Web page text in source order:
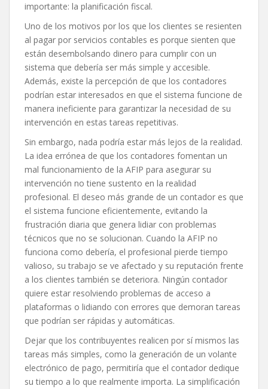
importante: la planificación fiscal.
Uno de los motivos por los que los clientes se resienten
al pagar por servicios contables es porque sienten que
están desembolsando dinero para cumplir con un
sistema que debería ser más simple y accesible.
Además, existe la percepción de que los contadores
podrían estar interesados en que el sistema funcione de
manera ineficiente para garantizar la necesidad de su
intervención en estas tareas repetitivas.
Sin embargo, nada podría estar más lejos de la realidad.
La idea errónea de que los contadores fomentan un
mal funcionamiento de la AFIP para asegurar su
intervención no tiene sustento en la realidad
profesional. El deseo más grande de un contador es que
el sistema funcione eficientemente, evitando la
frustración diaria que genera lidiar con problemas
técnicos que no se solucionan. Cuando la AFIP no
funciona como debería, el profesional pierde tiempo
valioso, su trabajo se ve afectado y su reputación frente
a los clientes también se deteriora. Ningún contador
quiere estar resolviendo problemas de acceso a
plataformas o lidiando con errores que demoran tareas
que podrían ser rápidas y automáticas.
Dejar que los contribuyentes realicen por sí mismos las
tareas más simples, como la generación de un volante
electrónico de pago, permitiría que el contador dedique
su tiempo a lo que realmente importa. La simplificación